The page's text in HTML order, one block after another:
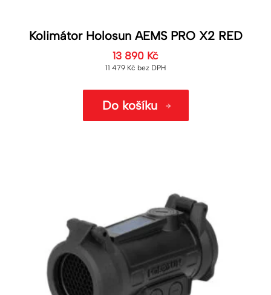
Kolimátor Holosun AEMS PRO X2 RED
13 890 Kč
11 479 Kč bez DPH
Do košíku